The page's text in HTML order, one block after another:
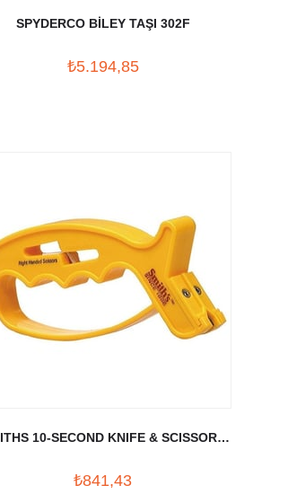
SPYDERCO BİLEY TAŞI 302F
₺5.194,85
10-SECOND KNIFE & SCISSORS
₺841,43